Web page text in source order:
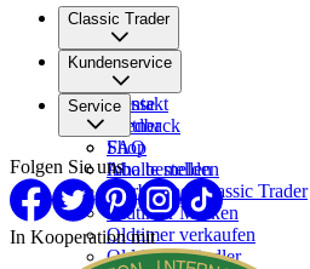
Classic Trader
Über uns
Karriere
Presse
Partner
Kundenservice
Kontakt
Feedback
FAQ
Inhalte melden
Service
Shop
Abo bestellen
Werben bei Classic Trader
Oldtimer Marken
Oldtimer verkaufen
Oldtimer Händler
Folgen Sie uns
In Kooperation mit